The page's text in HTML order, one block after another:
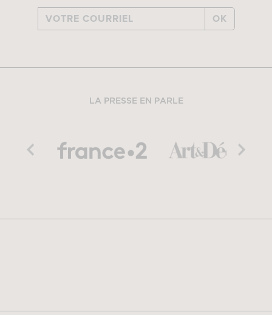
OK
LA PRESSE EN PARLE